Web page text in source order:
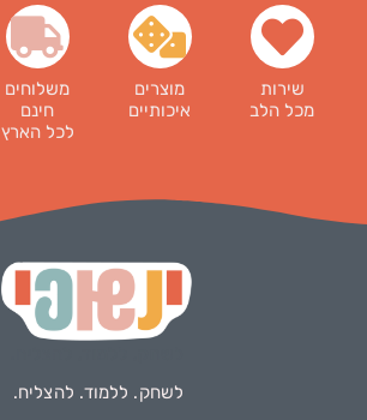
שירות
מכל הלב
מוצרים
איכותיים
משלוחים
חינם
לכל הארץ
לשחק. ללמוד. להצליח.